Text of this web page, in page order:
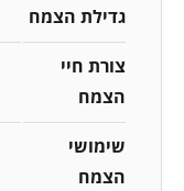
גדילת הצמח
צורת חיי
הצמח
שימושי
הצמח